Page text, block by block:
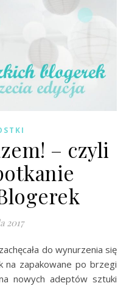
– czyli
2017
na zapakowane po brzegi
nowych adeptów sztuki